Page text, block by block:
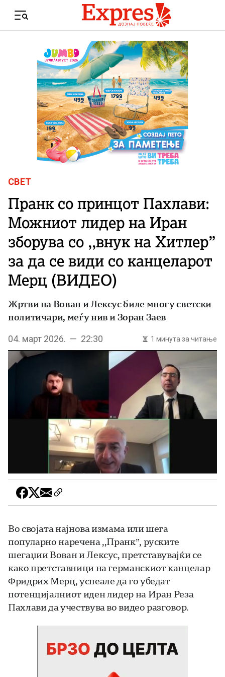
Menu
СВЕТ
Пранк со принцот Пахлави:
Можниот лидер на Иран
зборува со ,,внук на Хитлер”
за да се види со канцеларот
Мерц (ВИДЕО)
Жртви на Вован и Лексус биле многу светски
политичари, меѓу нив и Зоран Заев
04. март 2026. — 22:30 1 минута за читање
Во својата најнова измама или шега
популарно наречена ,,Пранк”, руските
шегаџии Вован и Лексус, претставувајќи се
како претставници на германскиот канцелар
Фридрих Мерц, успеале да го убедат
потенцијалниот иден лидер на Иран Реза
Пахлави да учествува во видео разговор.